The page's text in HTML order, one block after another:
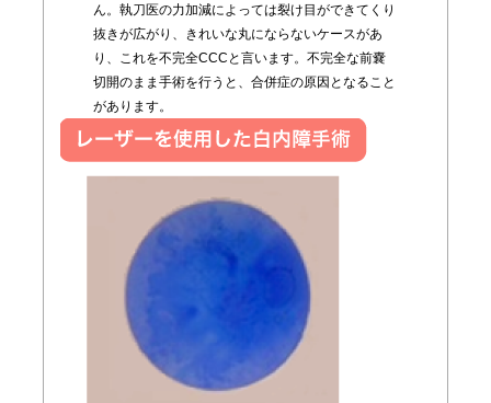
ん。執刀医の力加減によっては裂け目ができてくり
抜きが広がり、きれいな丸にならないケースがあ
り、これを不完全CCCと言います。不完全な前嚢
切開のまま手術を行うと、合併症の原因となること
があります。